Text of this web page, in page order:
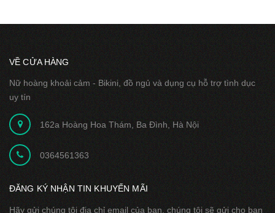
VỀ CỬA HÀNG
Nữ hoàng khoải cảm - Bikini, đồ ngủ và dụng cụ hỗ trợ tình dục
uy tín
162a Hoàng Hoa Thám, Ba Đình, Hà Nội
0364561363
ĐĂNG KÝ NHẬN TIN KHUYẾN MÃI
Hãy gửi chúng tôi địa chỉ email của bạn, chúng tôi sẽ gửi cho bạn